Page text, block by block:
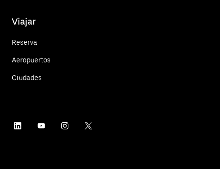
Viajar
Reserva
Aeropuertos
Ciudades